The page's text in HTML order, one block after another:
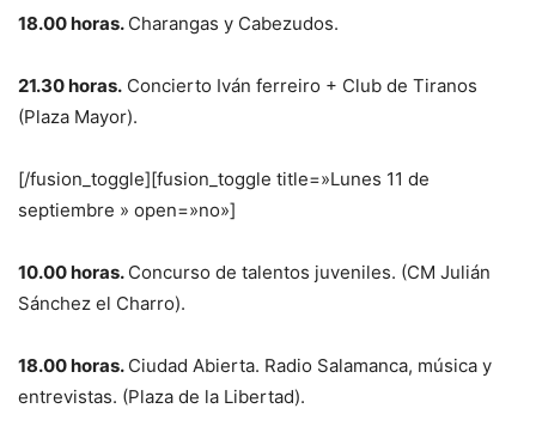
18.00 horas. Charangas y Cabezudos.
21.30 horas. Concierto Iván ferreiro + Club de Tiranos
(Plaza Mayor).
[/fusion_toggle][fusion_toggle title=»Lunes 11 de
septiembre » open=»no»]
10.00 horas. Concurso de talentos juveniles. (CM Julián
Sánchez el Charro).
18.00 horas. Ciudad Abierta. Radio Salamanca, música y
entrevistas. (Plaza de la Libertad).